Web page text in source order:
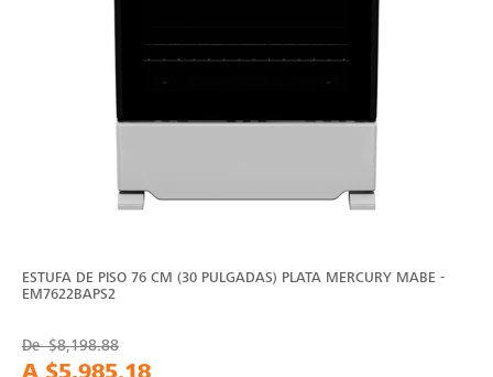
ESTUFA DE PISO 76 CM (30 PULGADAS) PLATA MERCURY MABE -
EM7622BAPS2
De$8,198.88
A $5,985.18